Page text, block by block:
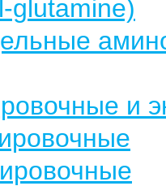
glutamine)
и